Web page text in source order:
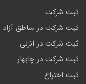
ثبت شرکت
ثبت شرکت در مناطق آزاد
ثبت شرکت در انزلی
ثبت شرکت در چابهار
ثبت اختراع